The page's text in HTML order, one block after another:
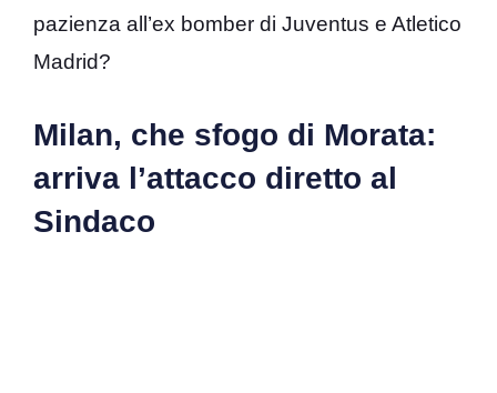
pazienza all’ex bomber di Juventus e Atletico
Madrid?
Milan, che sfogo di Morata:
arriva l’attacco diretto al
Sindaco